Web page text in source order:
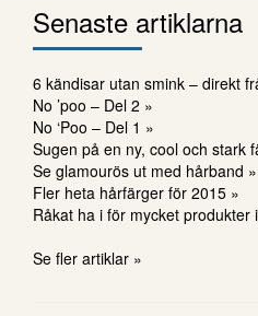
Senaste artiklarna
6 kändisar utan smink – direkt
No ’poo – Del 2 »
No ‘Poo – Del 1 »
Sugen på en ny, cool och stark
Se glamourös ut med hårband »
Fler heta hårfärger för 2015 »
Råkat ha i för mycket produkter
Se fler artiklar »